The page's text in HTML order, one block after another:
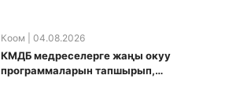
Коом | 04.08.2026
КМДБ медреселерге жаңы окуу
программаларын тапшырып,